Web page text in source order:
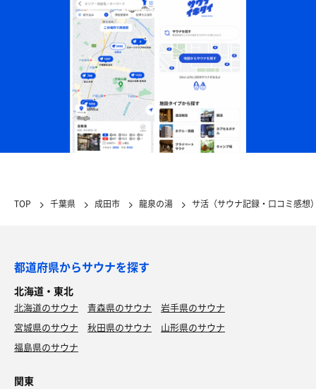
TOP 千葉県 成田市 龍泉の湯 サ活（サウナ記録・口コミ感想
都道府県からサウナを探す
北海道・東北
北海道のサウナ 青森県のサウナ
岩手県のサウナ
宮城県のサウナ
秋田県のサウナ
山形県のサウナ
福島県のサウナ
関東